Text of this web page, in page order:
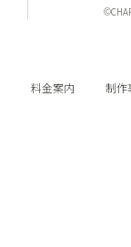
料金案内 制作